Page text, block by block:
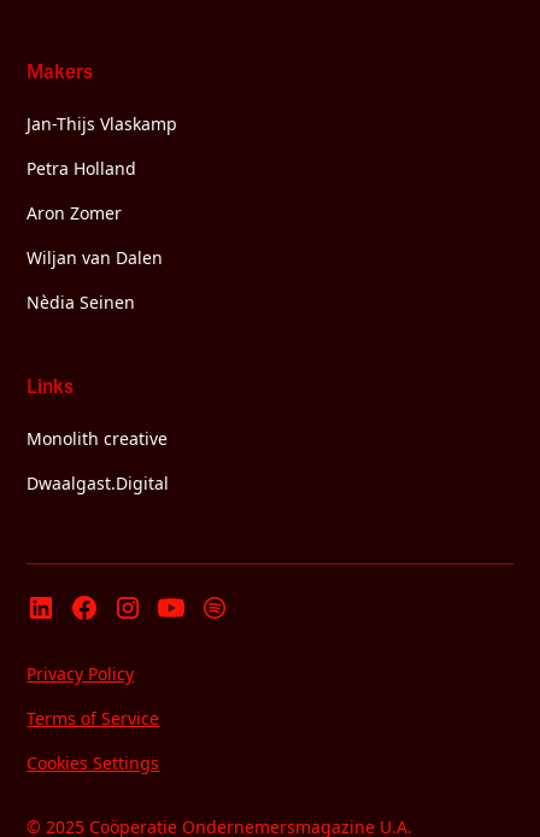
Makers
Jan-Thijs Vlaskamp
Petra Holland
Aron Zomer
Wiljan van Dalen
Nèdia Seinen
Links
Monolith creative
Dwaalgast.Digital
© 2025 Coöperatie Ondernemersmagazine U.A.
Privacy Policy
Terms of Service
Cookies Settings